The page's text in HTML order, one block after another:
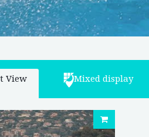
View Mixed display